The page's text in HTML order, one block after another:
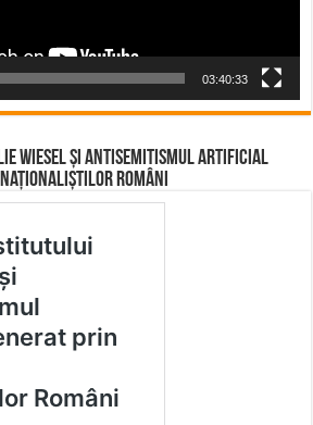
03:40:33
Wiesel și Antisemitismul Artificial
Români